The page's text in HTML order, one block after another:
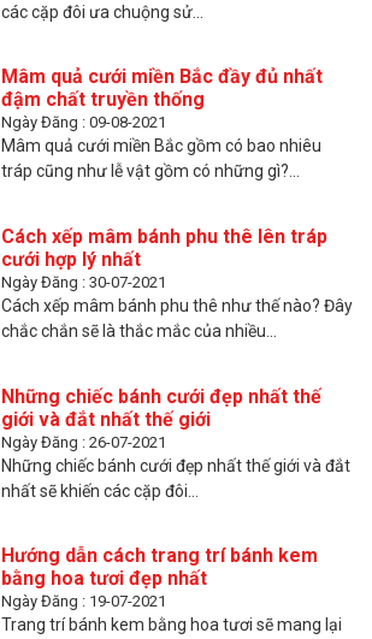
các cặp đôi ưa chuộng sử...
Mâm quả cưới miền Bắc đầy đủ nhất
đậm chất truyền thống
Ngày Đăng : 09-08-2021
Mâm quả cưới miền Bắc gồm có bao nhiêu
tráp cũng như lễ vật gồm có những gì?...
Cách xếp mâm bánh phu thê lên tráp
cưới hợp lý nhất
Ngày Đăng : 30-07-2021
Cách xếp mâm bánh phu thê như thế nào? Đây
chắc chắn sẽ là thắc mắc của nhiều...
Những chiếc bánh cưới đẹp nhất thế
giới và đắt nhất thế giới
Ngày Đăng : 26-07-2021
Những chiếc bánh cưới đẹp nhất thế giới và đắt
nhất sẽ khiến các cặp đôi...
Hướng dẫn cách trang trí bánh kem
bằng hoa tươi đẹp nhất
Ngày Đăng : 19-07-2021
Trang trí bánh kem bằng hoa tươi sẽ mang lại